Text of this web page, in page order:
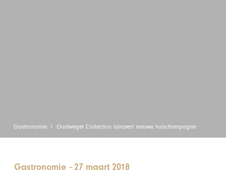
Gastronomie Oostwegel Collection lanceert nieuwe huischampagne
Gastronomie -27 maart 2018